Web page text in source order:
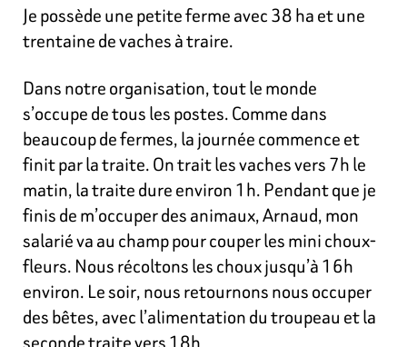
Je possède une petite ferme avec 38 ha et une
trentaine de vaches à traire.
Dans notre organisation, tout le monde
s’occupe de tous les postes. Comme dans
beaucoup de fermes, la journée commence et
finit par la traite. On trait les vaches vers 7h le
matin, la traite dure environ 1h. Pendant que je
finis de m’occuper des animaux, Arnaud, mon
salarié va au champ pour couper les mini choux-
fleurs. Nous récoltons les choux jusqu’à 16h
environ. Le soir, nous retournons nousoccuper
des bêtes, avec l’alimentation du troupeau et la
seconde traite vers 18h